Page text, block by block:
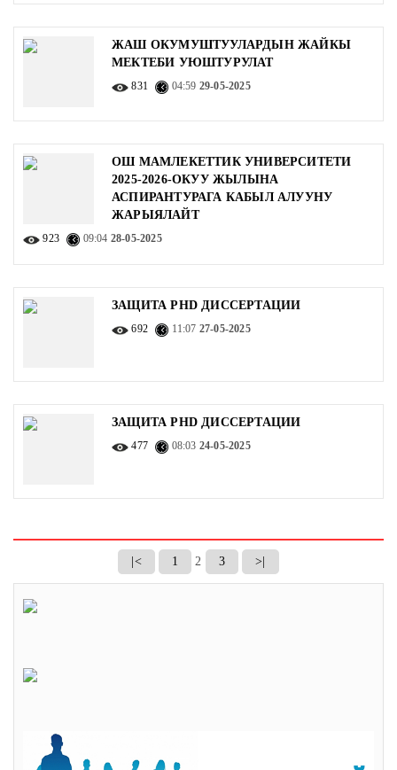
ЖАШ ОКУМУШТУУЛАРДЫН ЖАЙКЫ
МЕКТЕБИ УЮШТУРУЛАТ
831 04:59 29-05-2025
ОШ МАМЛЕКЕТТИК УНИВЕРСИТЕТИ
2025-2026-ОКУУ ЖЫЛЫНА
АСПИРАНТУРАГА КАБЫЛ АЛУУНУ
ЖАРЫЯЛАЙТ
923 09:04 28-05-2025
ЗАЩИТА PHD ДИССЕРТАЦИИ
692 11:07 27-05-2025
ЗАЩИТА PHD ДИССЕРТАЦИИ
477 08:03 24-05-2025
|< 1 2 3 >|